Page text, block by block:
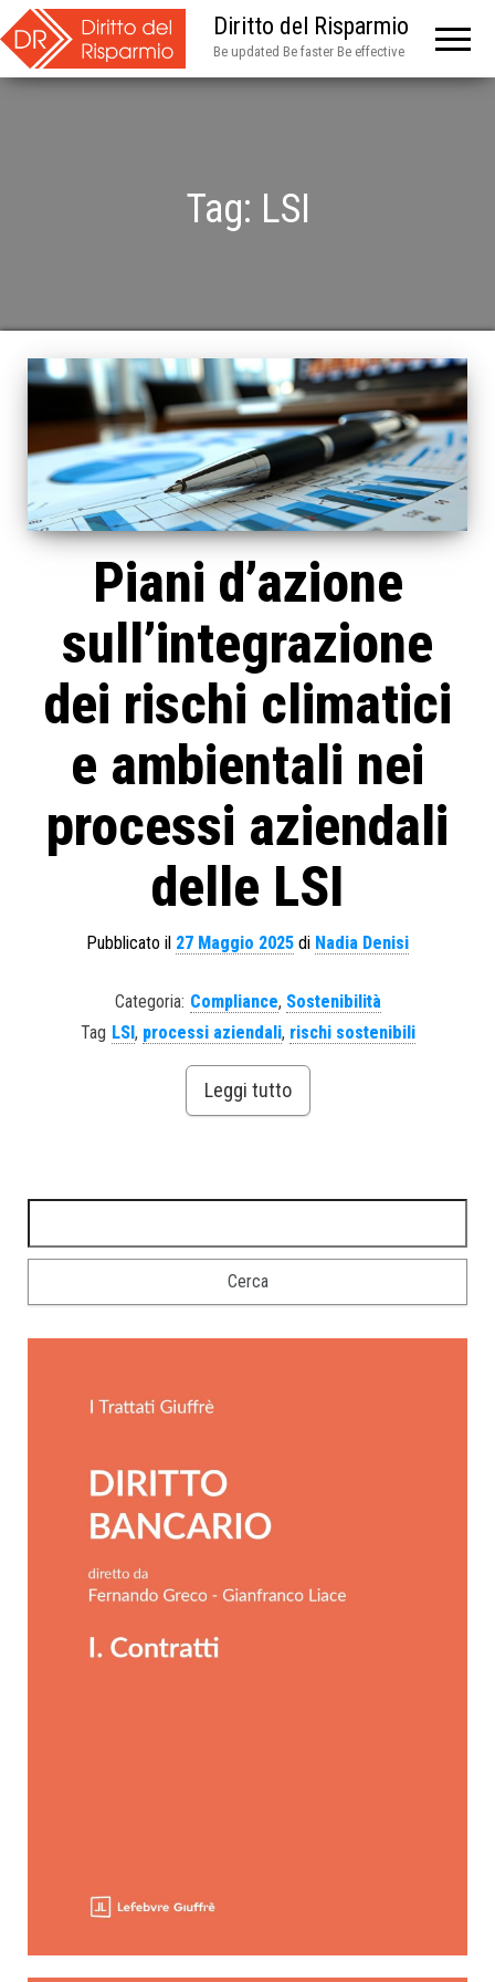
Diritto del Risparmio
Be updated Be faster Be effective
Tag: LSI
Piani d’azione
sull’integrazione
dei rischi climatici
e ambientali nei
processi aziendali
delle LSI
Pubblicato il 27 Maggio 2025 di Nadia Denisi
Categoria: Compliance, Sostenibilità
Tag LSI , processi aziendali, rischi sostenibili
Leggi tutto